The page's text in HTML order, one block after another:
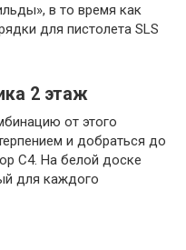
в то время как
для пистолета SLS
2 этаж
от этого
и добраться до
C4. На белой доске
для каждого